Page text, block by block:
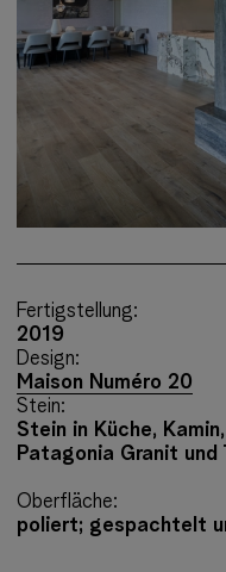
Fertigstellung:
2019
Design:
Maison Numéro 20
Stein:
Stein in Küche,
Patagonia Granit und
Oberfläche:
poliert; gespachtelt